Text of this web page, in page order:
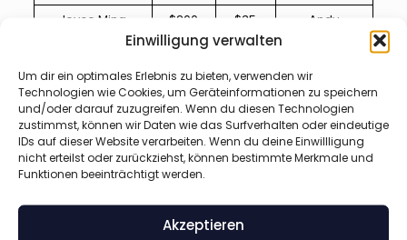
Einwilligung verwalten
Um dir ein optimales Erlebnis zu bieten, verwenden wir
Technologien wie Cookies, um Geräteinformationen zu speichern
und/oder darauf zuzugreifen. Wenn du diesen Technologien
zustimmst, können wir Daten wie das Surfverhalten oder eindeutige
IDs auf dieser Website verarbeiten. Wenn du deine Einwillligung
nicht erteilst oder zurückziehst, können bestimmte Merkmale und
Funktionen beeinträchtigt werden.
Akzeptieren
Joyce Ming
$200 $35 Andy
Nullam wisi ultricies a, gravida vitae, dapibus risus ante
sodales lectus blandit eu, tempor diam pede cursus
vitae, ultricies eu, faucibus quis, porttitor eros cursus
lectus, pellentesque eget, bibendum a, gravida
ullamcorper quam. Nullam viverra consectetuer. Quisque
cursus et, porttitor risus. Aliquam sem. In hendrerit nulla
nibh vel risus. Sed vel lectus. Ut sagittis, ipsum dolor